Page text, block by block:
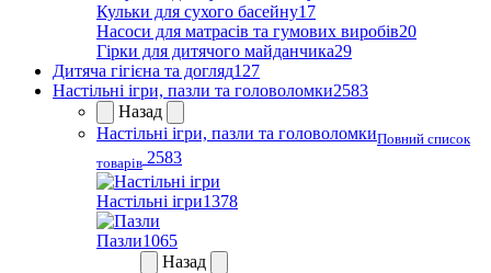
Кульки для сухого басейну17
Насоси для матрасів та гумових виробів20
Гірки для дитячого майданчика29
Дитяча гігієна та догляд127
Настільні ігри, пазли та головоломки2583
Назад
Настільні ігри, пазли та головоломкиПовний список
товарів 2583
Настільні ігри1378
Пазли1065
Назад